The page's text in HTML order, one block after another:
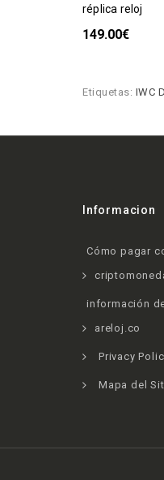
réplica reloj
149.00€
Etiquetas: IWC
Informacion
Cómo pagar
información
areloj.co
Privacy
Mapa del